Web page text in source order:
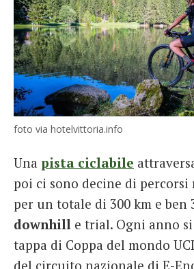
foto via hotelvittoria.info
Una pista ciclabile
poi ci sono decine di percorsi
per un totale di 300 km e ben
downhill e trial. Ogni anno
tappa di Coppa del mondo
del circuito nazionale di E-